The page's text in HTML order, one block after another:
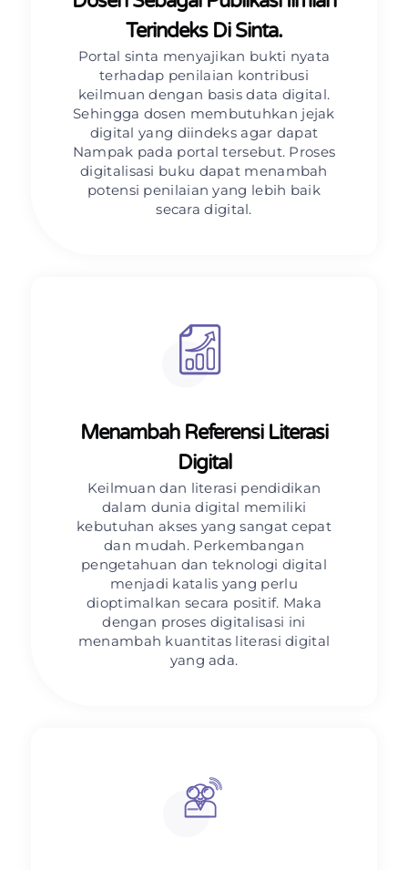
Terindeks Di Sinta.
Portal sinta menyajikan bukti nyata
terhadap penilaian kontribusi
keilmuan dengan basis data digital.
Sehingga dosen membutuhkan jejak
digital yang diindeks agar dapat
Nampak pada portal tersebut. Proses
digitalisasi buku dapat menambah
potensi penilaian yang lebih baik
secara digital.
Menambah Referensi Literasi
Digital
Keilmuan dan literasi pendidikan
dalam dunia digital memiliki
kebutuhan akses yang sangat cepat
dan mudah. Perkembangan
pengetahuan dan teknologi digital
menjadi katalis yang perlu
dioptimalkan secara positif. Maka
dengan proses digitalisasi ini
menambah kuantitas literasi digital
yang ada.